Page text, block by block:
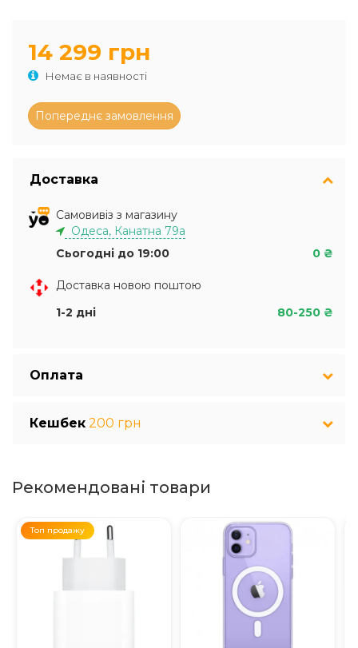
14 299 грн
Немає в наявності
Доставка
Самовивіз з магазину
Одеса, Канатна 79а
Сьогодні до 19:00
0 ₴
Доставка новою поштою
1-2 дні
80-250 ₴
Оплата
Кешбек 200 грн
Рекомендовані товари
Топ продажу